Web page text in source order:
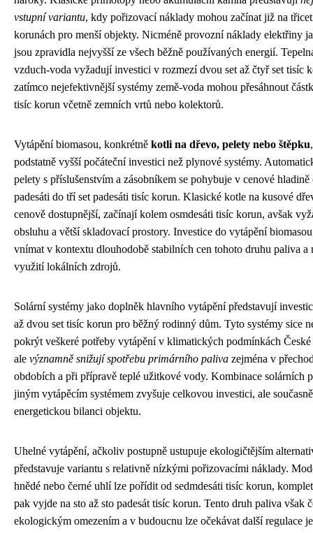
vstupní variantu, kdy pořizovací náklady mohou začínat již na
korunách pro menší objekty. Nicméně provozní náklady elektřiny
jsou zpravidla nejvyšší ze všech běžně používaných energií.
vzduch-voda vyžadují investici v rozmezí dvou set až čtyř set tisíc
zatímco nejefektivnější systémy země-voda mohou přesáhnout
tisíc korun včetně zemních vrtů nebo kolektorů.
Vytápění biomasou, konkrétně kotli na dřevo, pelety nebo štěpku
podstatně vyšší počáteční investici než plynové systémy.
pelety s příslušenstvím a zásobníkem se pohybuje v cenové hladině
padesáti do tří set padesáti tisíc korun. Klasické kotle na kusové
cenově dostupnější, začínají kolem osmdesáti tisíc korun, avšak
obsluhu a větší skladovací prostory. Investice do vytápění
vnímat v kontextu dlouhodobě stabilních cen tohoto druhu paliva a
využití lokálních zdrojů.
Solární systémy jako doplněk hlavního vytápění představují
až dvou set tisíc korun pro běžný rodinný dům. Tyto systémy sice
pokrýt veškeré potřeby vytápění v klimatických podmínkách
ale významně snižují spotřebu primárního paliva zejména v
obdobích a při přípravě teplé užitkové vody. Kombinace solárních
jiným vytápěcím systémem zvyšuje celkovou investici, ale
energetickou bilanci objektu.
Uhelné vytápění, ačkoliv postupně ustupuje ekologičtějším
představuje variantu s relativně nízkými pořizovacími náklady.
hnědé nebo černé uhlí lze pořídit od sedmdesáti tisíc korun,
pak vyjde na sto až sto padesát tisíc korun. Tento druh paliva však
ekologickým omezením a v budoucnu lze očekávat další regulace